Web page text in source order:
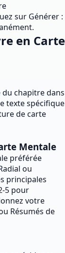
sur Générer :
en Carte
du chapitre dans
texte spécifique
de carte
Mentale
préférée
ou
principales
5 pour
votre
Résumés de